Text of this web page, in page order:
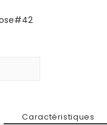
Caractéristiques